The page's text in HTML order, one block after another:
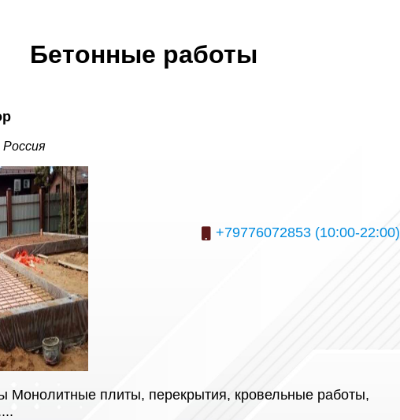
Бетонные работы
Россия
+79776072853 (10:00-22:00)
Монолитные плиты, перекрытия, кровельные работы,